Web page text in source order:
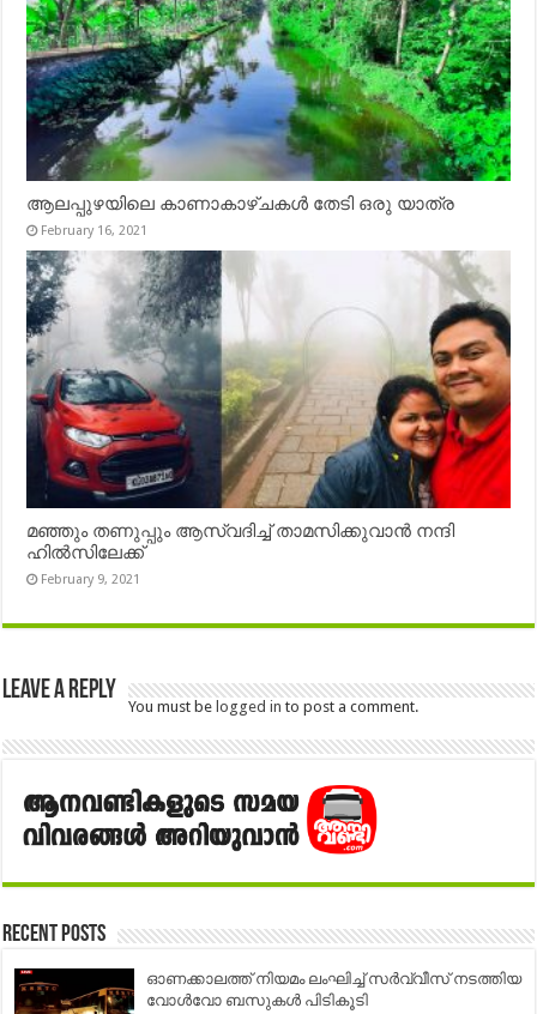
ആലപ്പുഴയിലെ കാണാകാഴ്ചകൾ തേടി ഒരു യാത്ര
February 16, 2021
മഞ്ഞും തണുപ്പും ആസ്വദിച്ച് താമസിക്കുവാൻ നന്ദി
ഹിൽസിലേക്ക്
February 9, 2021
Leave a Reply
You must be logged in to post a comment.
Recent Posts
ഓണക്കാലത്ത് നിയമം ലംഘിച്ച് സർവ്വീസ് നടത്തിയ
വോൾവോ ബസുകൾ പിടികൂടി